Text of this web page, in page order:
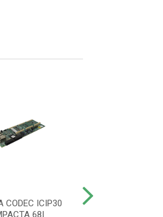
CODEC ICIP30
68I